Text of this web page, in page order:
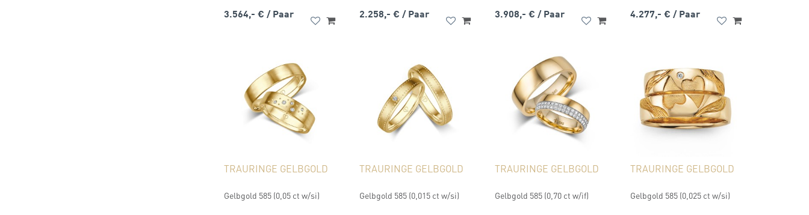
3.564,- € / Paar 2.258,- € / Paar 3.908,- € / Paar 4.277,- € / Paar
TRAURINGE GELBGOLD
Gelbgold 585 (0,05 ct w/si)
TRAURINGE GELBGOLD
Gelbgold 585 (0,015 ct w/si)
TRAURINGE GELBGOLD
Gelbgold 585 (0,70 ct w/if)
TRAURINGE GELBGOLD
Gelbgold 585 (0,025 ct w/si)